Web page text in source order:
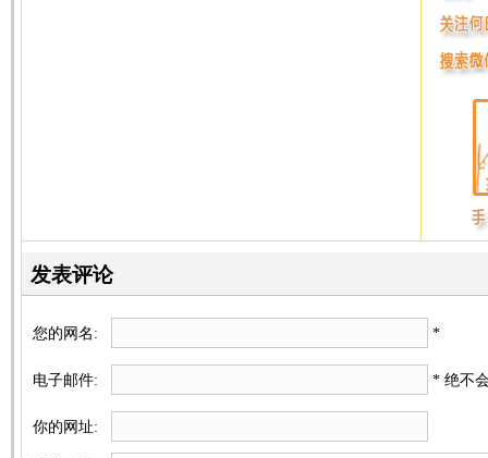
发表评论
您的网名: *
电子邮件: * 绝不
你的网址: